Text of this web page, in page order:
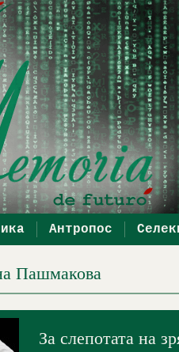
Антропос
Пашмакова
За слепотата на